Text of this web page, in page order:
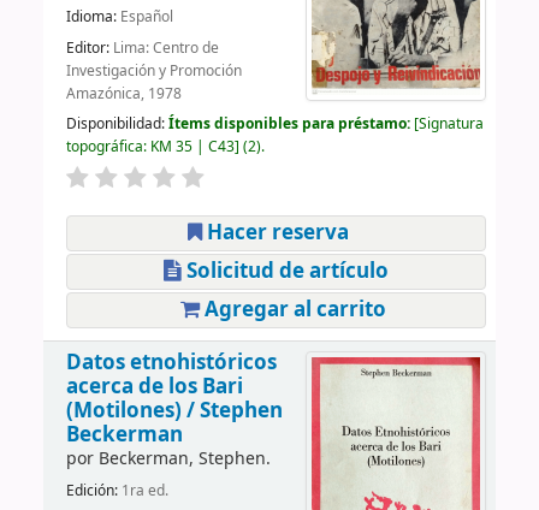
Idioma: Español
Editor: Lima: Centro de
Investigación y Promoción
Amazónica, 1978
Disponibilidad:Ítems disponibles para préstamo: Signatura
topográfica: KM 35 | C43 (2).
Hacer reserva
Solicitud de artículo
Agregar al carrito
Datos etnohistóricos
acerca de los Bari
(Motilones) /Stephen
Beckerman
por Beckerman, Stephen.
Edición: 1ra ed.